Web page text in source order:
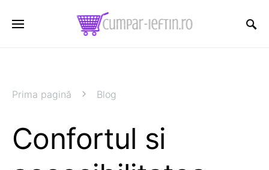
Prima pagină Blog
Confortul si